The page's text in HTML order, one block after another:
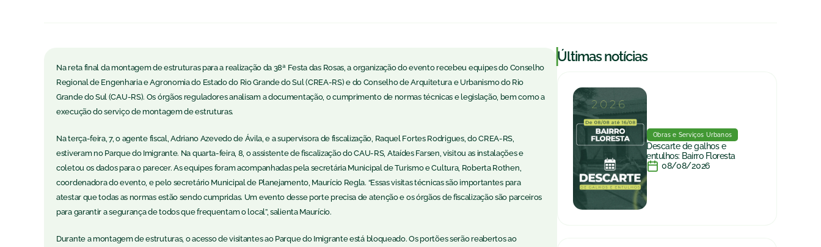
Na reta final da montagem de estruturas para a realização da 38ª Festa das Rosas, a organização do evento recebeu equipes do Conselho
Regional de Engenharia e Agronomia do Estado do Rio Grande do Sul (CREA-RS) e do Conselho de Arquitetura e Urbanismo do Rio
Grande do Sul (CAU-RS). Os órgãos reguladores analisam a documentação, o cumprimento de normas técnicas e legislação, bem como a
execução do serviço de montagem de estruturas.
Na terça-feira, 7, o agente fiscal, Adriano Azevedo de Ávila, e a supervisora de fiscalização, Raquel Fortes Rodrigues, do CREA-RS,
estiveram no Parque do Imigrante. Na quarta-feira, 8, o assistente de fiscalização do CAU-RS, Ataídes Farsen, visitou as instalações e
coletou os dados para o parecer. As equipes foram acompanhadas pela secretária Municipal de Turismo e Cultura, Roberta Rothen,
coordenadora do evento, e pelo secretário Municipal de Planejamento, Maurício Regla. “Essas visitas técnicas são importantes para
atestar que todas as normas estão sendo cumpridas. Um evento desse porte precisa de atenção e os órgãos de fiscalização são parceiros
para garantir a segurança de todos que frequentam o local”, salienta Maurício.
Durante a montagem de estruturas, o acesso de visitantes ao Parque do Imigrante está bloqueado. Os portões serão reabertos ao
|Últimas notícias
Obras e Serviços Urbanos
Descarte de galhos e
entulhos: Bairro Floresta
08/08/2026